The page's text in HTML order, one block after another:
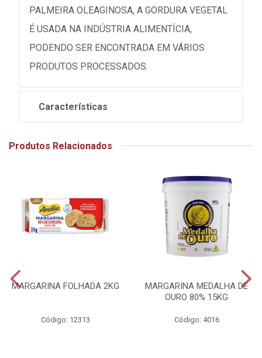
PALMEIRA OLEAGINOSA, A GORDURA VEGETAL
É USADA NA INDÚSTRIA ALIMENTÍCIA,
PODENDO SER ENCONTRADA EM VÁRIOS
PRODUTOS PROCESSADOS.
Características
Produtos Relacionados
MARGARINA FOLHADA 2KG
Código: 12313
MARGARINA MEDALHA DE
OURO 80% 15KG
Código: 4016